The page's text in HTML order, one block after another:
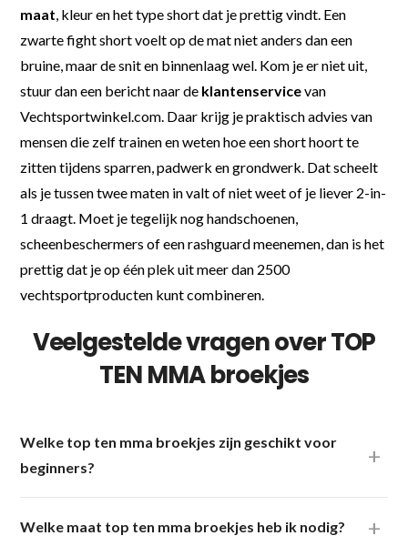
maat, kleur en het type short dat je prettig vindt. Een
zwarte fight short voelt op de mat niet anders dan een
bruine, maar de snit en binnenlaag wel. Kom je er niet uit,
stuur dan een bericht naar de klantenservicevan
Vechtsportwinkel.com. Daar krijg je praktisch advies van
mensen die zelf trainen en weten hoe een short hoort te
zitten tijdens sparren, padwerk en grondwerk. Dat scheelt
als je tussen twee maten in valt of niet weet of je liever 2-in-
1 draagt. Moet je tegelijk nog handschoenen,
scheenbeschermers of een rashguard meenemen, dan is het
prettig dat je op één plek uit meer dan 2500
vechtsportproducten kunt combineren.
Veelgestelde vragen over TOP
TEN MMA broekjes
Welke top ten mma broekjes zijn geschikt voor
beginners?
Welke maat top ten mma broekjes heb ik nodig?